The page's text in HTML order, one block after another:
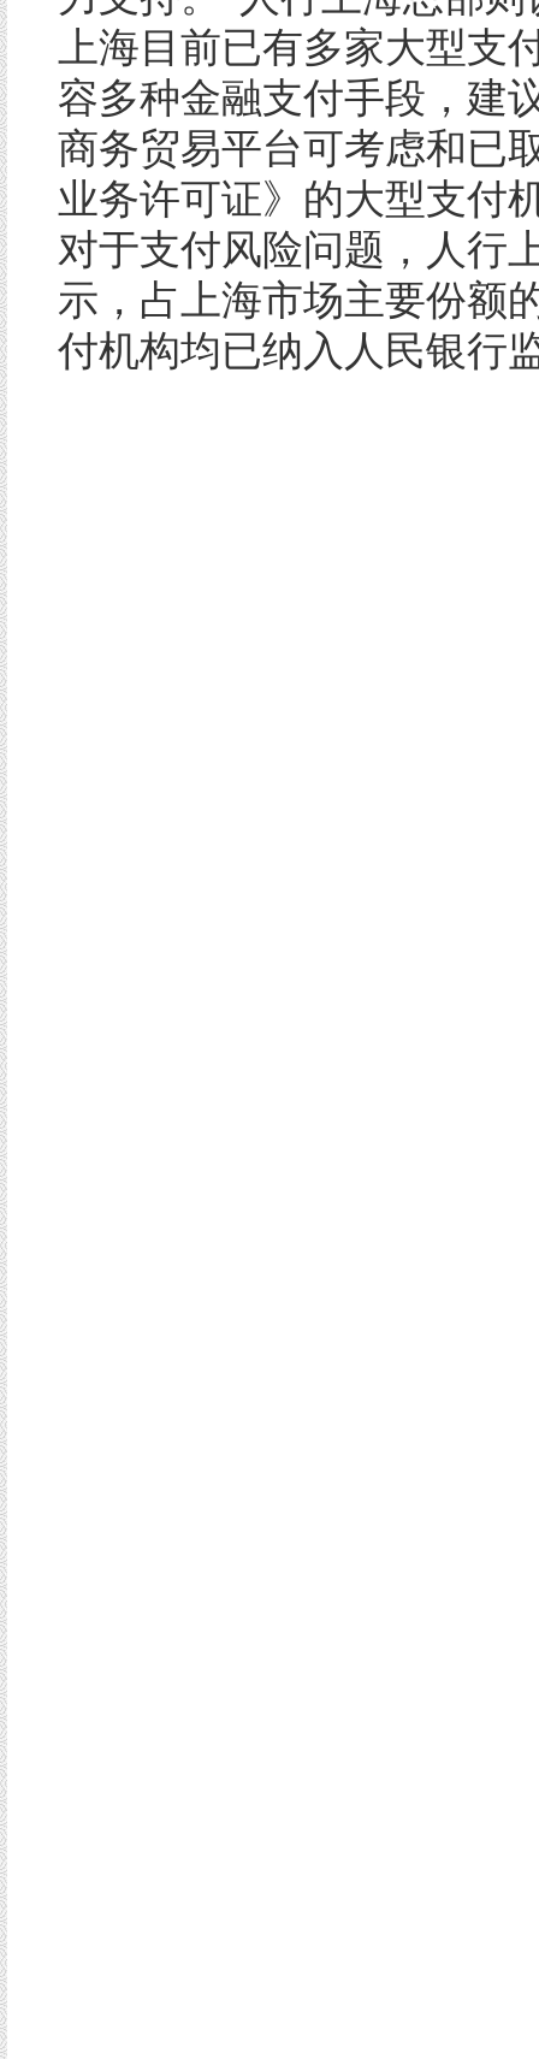
上海目前已有多家大型支
容多种金融支付手段，建
商务贸易平台可考虑和已
业务许可证》的大型支付
对于支付风险问题，人行
示，占上海市场主要份额
付机构均已纳入人民银行